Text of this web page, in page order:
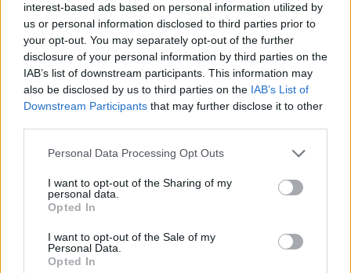
interest-based ads based on personal information utilized by
us or personal information disclosed to third parties prior to
your opt-out. You may separately opt-out of the further
disclosure of your personal information by third parties on the
IAB’s list of downstream participants. This information may
also be disclosed by us to third parties on the IAB’s List of
Downstream Participants that may further disclose it to other
Personal Data Processing Opt Outs
I want to opt-out of the Sharing of my
personal data.
Opted In
I want to opt-out of the Sale of my
Personal Data.
Opted In
Jos video ei näy, voit katsoa sentästä.
Edellinen artikkeli
Aleksander Barkov ikävöi ex-
joukkuekaveriaan – piti
yhteisestä voittotuuletuksesta
Seuraava artikkeli
TSN julkisti perinteisen
arvionsa parhaista NHL-